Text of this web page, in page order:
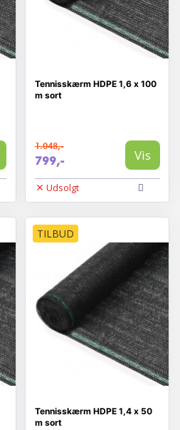
Tennisskærm HDPE 1,6 x 100
m sort
1.048,-
799,- Vis
Udsolgt
TILBUD
Tennisskærm HDPE 1,4 x 50
m sort